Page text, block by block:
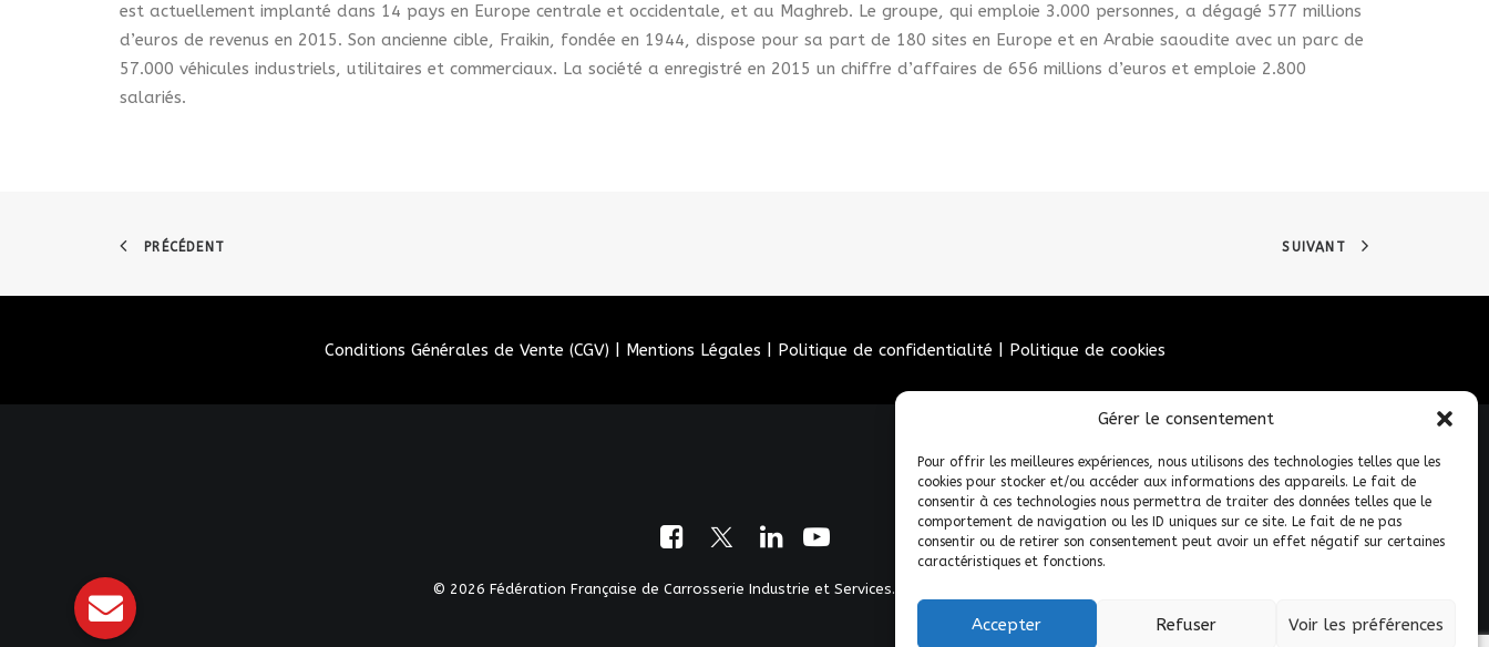
Gérer le consentement
Pour offrir les meilleures expériences, nous utilisons des technologies telles que les
cookies pour stocker et/ou accéder aux informations des appareils. Le fait de
consentir à ces technologies nous permettra de traiter des données telles que le
comportement de navigation ou les ID uniques sur ce site. Le fait de ne pas
consentir ou de retirer son consentement peut avoir un effet négatif sur certaines
caractéristiques et fonctions.
Accepter Refuser Voir les préférences
est actuellement implanté dans 14 pays en Europe centrale et occidentale, et au Maghreb. Le groupe, qui emploie 3.000 personnes, a dégagé 577 millions
d’euros de revenus en 2015. Son ancienne cible, Fraikin, fondée en 1944, dispose pour sa part de 180 sites en Europe et en Arabie saoudite avec un parc de
57.000 véhicules industriels, utilitaires et commerciaux. La société a enregistré en 2015 un chiffre d’affaires de 656 millions d’euros et emploie 2.800
salariés.
PRÉCÉDENT SUIVANT
Conditions Générales de Vente (CGV) Mentions Légales Politique de confidentialité Politique de cookies
© 2026 Fédération Française de Carrosserie Industrie et Services. | Tous droits réservés.